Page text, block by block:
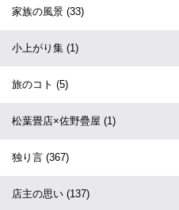
家族の風景 (33)
小上がり集 (1)
旅のコト (5)
松葉畳店×佐野疊屋 (1)
独り言 (367)
店主の思い (137)